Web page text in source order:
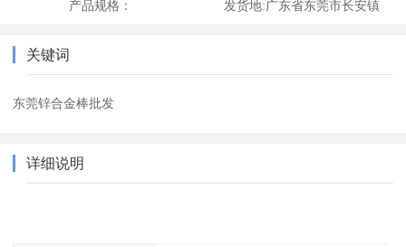
产品规格： 发货地:广东省东莞市长安镇
关键词
东莞锌合金棒批发
详细说明